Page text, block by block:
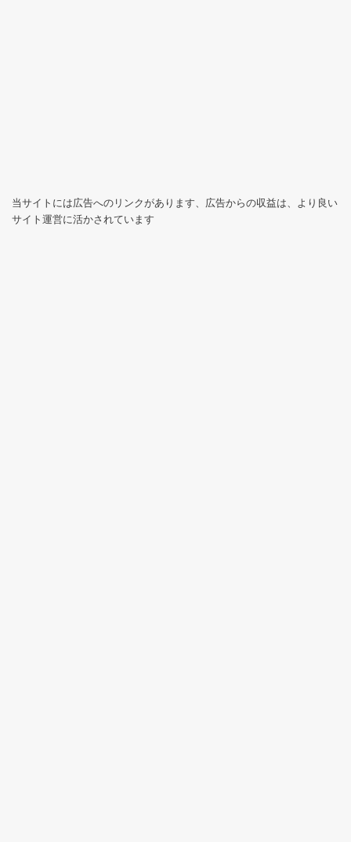
当サイトには広告へのリンクがあります、広告からの収益は、より良い
サイト運営に活かされています